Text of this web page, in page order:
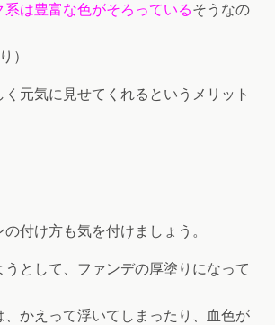
は豊富な色がそろっているそうなの
）
く元気に見せてくれるというメリット
付け方も気を付けましょう。
うとして、ファンデの厚塗りになって
、かえって浮いてしまったり、血色が